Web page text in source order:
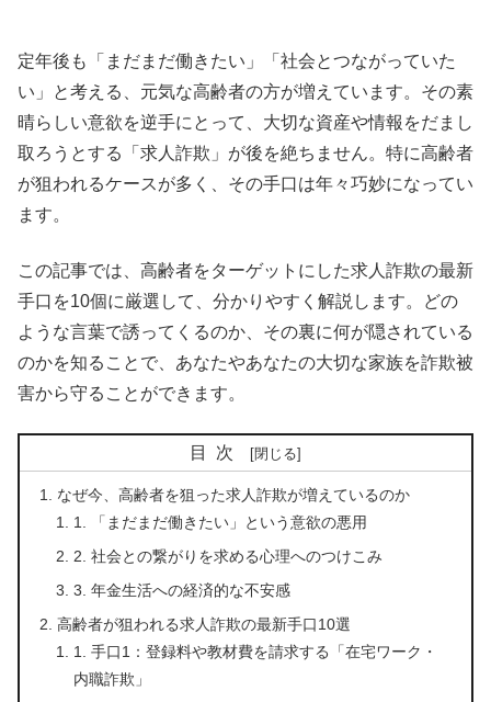
定年後も「まだまだ働きたい」「社会とつながっていた
い」と考える、元気な高齢者の方が増えています。その素
晴らしい意欲を逆手にとって、大切な資産や情報をだまし
取ろうとする「求人詐欺」が後を絶ちません。特に高齢者
が狙われるケースが多く、その手口は年々巧妙になってい
ます。
この記事では、高齢者をターゲットにした求人詐欺の最新
手口を10個に厳選して、分かりやすく解説します。どの
ような言葉で誘ってくるのか、その裏に何が隠されている
のかを知ることで、あなたやあなたの大切な家族を詐欺被
害から守ることができます。
目次
なぜ今、高齢者を狙った求人詐欺が増えているのか
1. 「まだまだ働きたい」という意欲の悪用
2. 社会との繋がりを求める心理へのつけこみ
3. 年金生活への経済的な不安感
高齢者が狙われる求人詐欺の最新手口10選
1. 手口1：登録料や教材費を請求する「在宅ワーク・
内職詐欺」